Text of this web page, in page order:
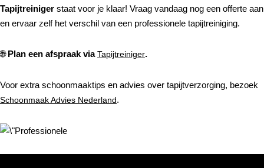
Tapijtreiniger staat voor je klaar! Vraag vandaag nog een offerte aan
en ervaar zelf het verschil van een professionele tapijtreiniging.
🌐Plan een afspraak viaTapijtreiniger.
Voor extra schoonmaaktips en advies over tapijtverzorging, bezoek
Schoonmaak Advies Nederland.